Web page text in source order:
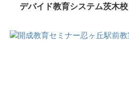
デバイド教育システム茨木校